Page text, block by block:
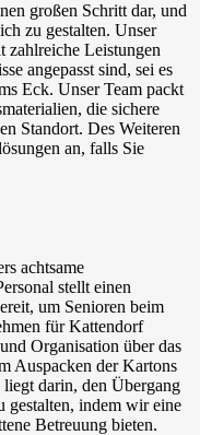
großen Schritt dar, und
zu gestalten. Unser
zahlreiche Leistungen
angepasst sind, sei es
Eck. Unser Team packt
die sichere
Standort. Des Weiteren
an, falls Sie
achtsame
stellt einen
um Senioren beim
für Kattendorf
Organisation über das
Auspacken der Kartons
darin, den Übergang
gestalten, indem wir eine
Betreuung bieten.